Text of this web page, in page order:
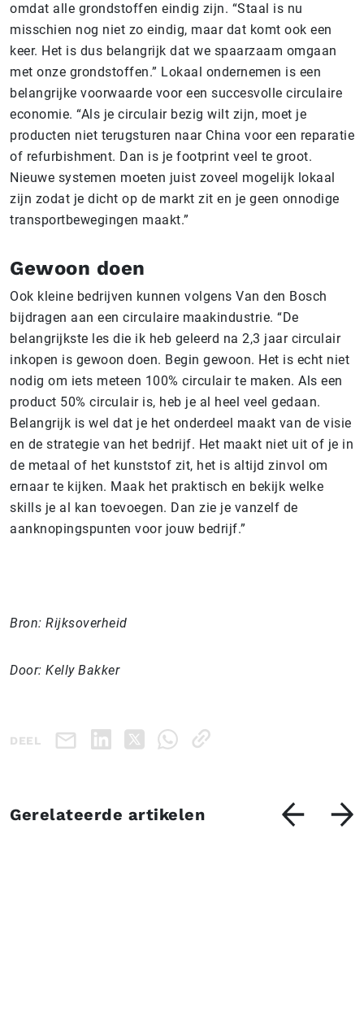
omdat alle grondstoffen eindig zijn. “Staal is nu
misschien nog niet zo eindig, maar dat komt ook een
keer. Het is dus belangrijk dat we spaarzaam omgaan
met onze grondstoffen.” Lokaal ondernemen is een
belangrijke voorwaarde voor een succesvolle circulaire
economie. “Als je circulair bezig wilt zijn, moet je
producten niet terugsturen naar China voor een reparatie
of refurbishment. Dan is je footprint veel te groot.
Nieuwe systemen moeten juist zoveel mogelijk lokaal
zijn zodat je dicht op de markt zit en je geen onnodige
transportbewegingen maakt.”
Gewoon doen
Ook kleine bedrijven kunnen volgens Van den Bosch
bijdragen aan een circulaire maakindustrie. “De
belangrijkste les die ik heb geleerd na 2,3 jaar circulair
inkopen is gewoon doen. Begin gewoon. Het is echt niet
nodig om iets meteen 100% circulair te maken. Als een
product 50% circulair is, heb je al heel veel gedaan.
Belangrijk is wel dat je het onderdeel maakt van de visie
en de strategie van het bedrijf. Het maakt niet uit of je in
de metaal of het kunststof zit, het is altijd zinvol om
ernaar te kijken. Maak het praktisch en bekijk welke
skills je al kan toevoegen. Dan zie je vanzelf de
aanknopingspunten voor jouw bedrijf.”
Bron: Rijksoverheid
Door: Kelly Bakker
DEEL
Gerelateerde artikelen